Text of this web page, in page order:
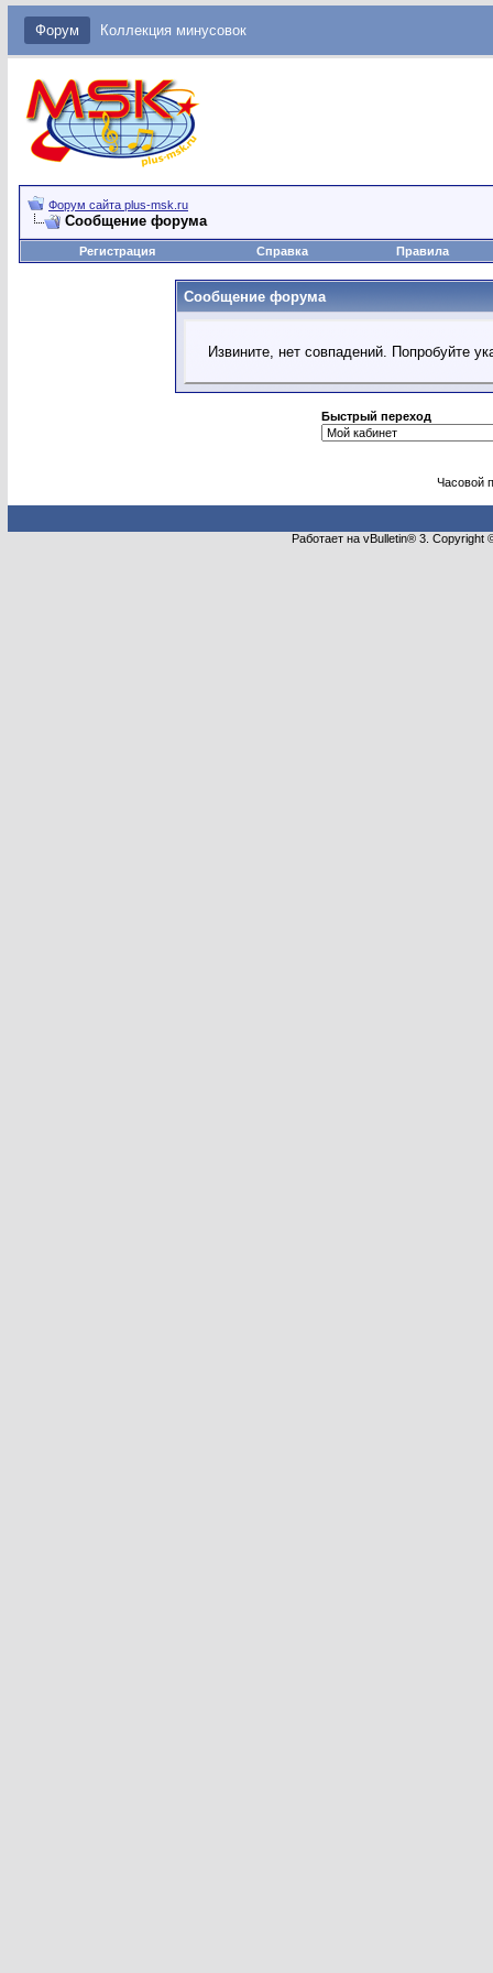
Форум Коллекция минусовок
Форум сайта plus-msk.ru
Сообщение форума
Регистрация Справка Правила
Сообщение форума
Извините, нет совпадений. Попробуйте
Быстрый переход
Часовой
Работает на vBulletin® 3.